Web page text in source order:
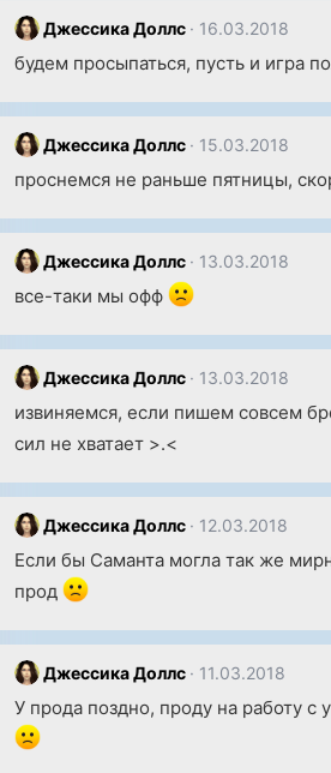
Джессика Доллс 16.03.2018
будем просыпаться, пусть и игра
Джессика Доллс 15.03.2018
проснемся не раньше пятницы,
Джессика Доллс 13.03.2018
все-таки мы офф
Джессика Доллс 13.03.2018
извиняемся, если пишем совсем
сил не хватает >.<
Джессика Доллс 12.03.2018
Если бы Саманта могла так же
прод
Джессика Доллс 11.03.2018
У прода поздно, проду на работу с